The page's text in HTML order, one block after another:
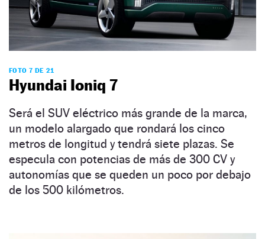
FOTO 7 DE 21
Hyundai Ioniq 7
Será el SUV eléctrico más grande de la marca,
un modelo alargado que rondará los cinco
metros de longitud y tendrá siete plazas. Se
especula con potencias de más de 300 CV y
autonomías que se queden un poco por debajo
de los 500 kilómetros.